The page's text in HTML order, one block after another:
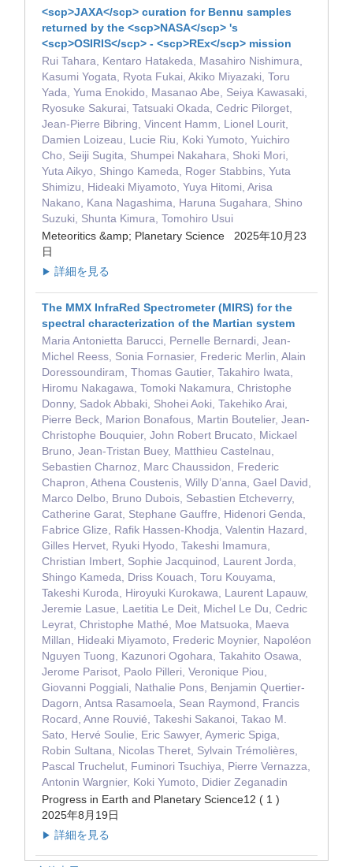
<scp>JAXA</scp> curation for Bennu samples
returned by the <scp>NASA</scp> 's
<scp>OSIRIS</scp> ‐ <scp>REx</scp> mission
Rui Tahara, Kentaro Hatakeda, Masahiro Nishimura,
Kasumi Yogata, Ryota Fukai, Akiko Miyazaki, Toru
Yada, Yuma Enokido, Masanao Abe, Seiya Kawasaki,
Ryosuke Sakurai, Tatsuaki Okada, Cedric Pilorget,
Jean‐Pierre Bibring, Vincent Hamm, Lionel Lourit,
Damien Loizeau, Lucie Riu, Koki Yumoto, Yuichiro
Cho, Seiji Sugita, Shumpei Nakahara, Shoki Mori,
Yuta Aikyo, Shingo Kameda, Roger Stabbins, Yuta
Shimizu, Hideaki Miyamoto, Yuya Hitomi, Arisa
Nakano, Kana Nagashima, Haruna Sugahara, Shino
Suzuki, Shunta Kimura, Tomohiro Usui
Meteoritics &amp; Planetary Science 2025年10月23
日
▶ 詳細を見る
The MMX InfraRed Spectrometer (MIRS) for the
spectral characterization of the Martian system
Maria Antonietta Barucci, Pernelle Bernardi, Jean-
Michel Reess, Sonia Fornasier, Frederic Merlin, Alain
Doressoundiram, Thomas Gautier, Takahiro Iwata,
Hiromu Nakagawa, Tomoki Nakamura, Christophe
Donny, Sadok Abbaki, Shohei Aoki, Takehiko Arai,
Pierre Beck, Marion Bonafous, Martin Boutelier, Jean-
Christophe Bouquier, John Robert Brucato, Mickael
Bruno, Jean-Tristan Buey, Matthieu Castelnau,
Sebastien Charnoz, Marc Chaussidon, Frederic
Chapron, Athena Coustenis, Willy D’anna, Gael David,
Marco Delbo, Bruno Dubois, Sebastien Etcheverry,
Catherine Garat, Stephane Gauffre, Hidenori Genda,
Fabrice Glize, Rafik Hassen-Khodja, Valentin Hazard,
Gilles Hervet, Ryuki Hyodo, Takeshi Imamura,
Christian Imbert, Sophie Jacquinod, Laurent Jorda,
Shingo Kameda, Driss Kouach, Toru Kouyama,
Takeshi Kuroda, Hiroyuki Kurokawa, Laurent Lapauw,
Jeremie Lasue, Laetitia Le Deit, Michel Le Du, Cedric
Leyrat, Christophe Mathé, Moe Matsuoka, Maeva
Millan, Hideaki Miyamoto, Frederic Moynier, Napoléon
Nguyen Tuong, Kazunori Ogohara, Takahito Osawa,
Jerome Parisot, Paolo Pilleri, Veronique Piou,
Giovanni Poggiali, Nathalie Pons, Benjamin Quertier-
Dagorn, Antsa Rasamoela, Sean Raymond, Francis
Rocard, Anne Rouvié, Takeshi Sakanoi, Takao M.
Sato, Hervé Soulie, Eric Sawyer, Aymeric Spiga,
Robin Sultana, Nicolas Theret, Sylvain Trémolières,
Pascal Truchelut, Fuminori Tsuchiya, Pierre Vernazza,
Antonin Wargnier, Koki Yumoto, Didier Zeganadin
Progress in Earth and Planetary Science12 ( 1 )
2025年8月19日
▶ 詳細を見る